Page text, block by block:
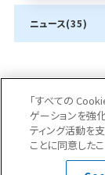
ニュース(35)
お問
「すべての
ゲーションを強
ティング活動を
ことに同意したこ